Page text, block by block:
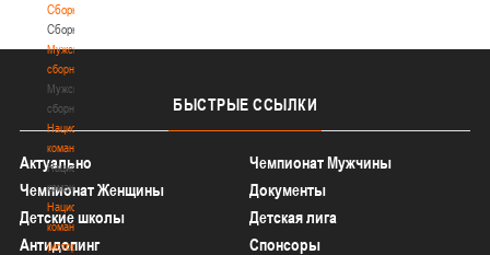
Сборные
Сборные
Мужские
сборные
Мужские
сборные
Национальная
команда
Национальная
команда
Национальная
команда
(история)
БЫСТРЫЕ ССЫЛКИ
Актуально
Чемпионат Мужчины
Чемпионат Женщины
Документы
Детские школы
Детская лига
Антидопинг
Спонсоры